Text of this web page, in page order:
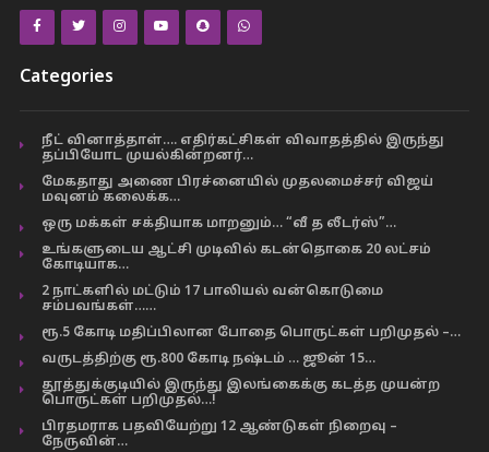
Categories
நீட் வினாத்தாள்…. எதிர்கட்சிகள் விவாதத்தில் இருந்து
தப்பியோட முயல்கின்றனர்…
மேகதாது அணை பிரச்னையில் முதலமைச்சர் விஜய்
மவுனம் கலைக்க…
ஒரு மக்கள் சக்தியாக மாறனும்… “வீ த லீடர்ஸ்”…
உங்களுடைய ஆட்சி முடிவில் கடன்தொகை 20 லட்சம்
கோடியாக…
2 நாட்களில் மட்டும் 17 பாலியல் வன்கொடுமை
சம்பவங்கள்……
ரூ.5 கோடி மதிப்பிலான போதை பொருட்கள் பறிமுதல் –…
வருடத்திற்கு ரூ.800 கோடி நஷ்டம் … ஜூன் 15…
தூத்துக்குடியில் இருந்து இலங்கைக்கு கடத்த முயன்ற
பொருட்கள் பறிமுதல்…!
பிரதமராக பதவியேற்று 12 ஆண்டுகள் நிறைவு –
நேருவின்…